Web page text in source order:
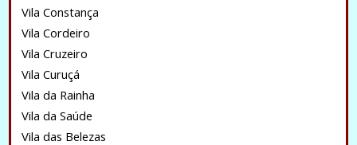
Vila Constança
Vila Cordeiro
Vila Cruzeiro
Vila Curuçá
Vila da Rainha
Vila da Saúde
Vila das Belezas